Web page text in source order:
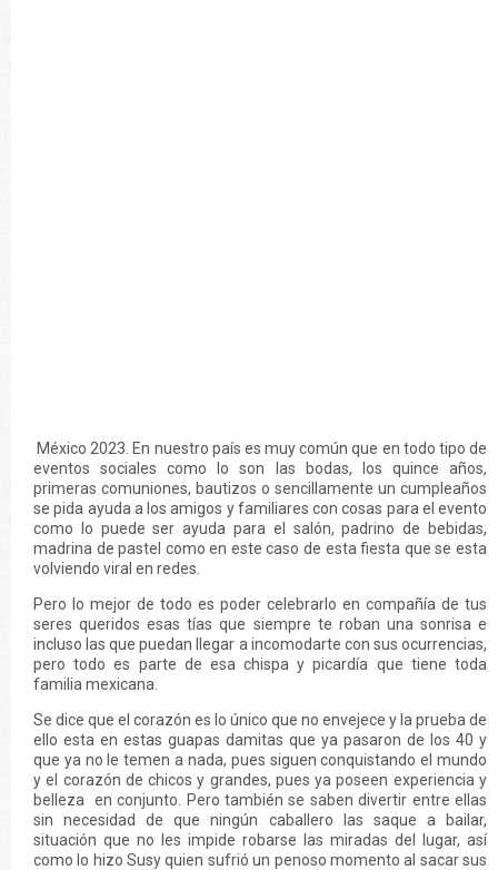
México 2023. En nuestro país es muy común que en todo tipo de
eventos sociales como lo son las bodas, los quince años,
primeras comuniones, bautizos o sencillamente un cumpleaños
se pida ayuda a los amigos y familiares con cosas para el evento
como lo puede ser ayuda para el salón, padrino de bebidas,
madrina de pastel como en este caso de esta fiesta que se esta
volviendo viral en redes.
Pero lo mejor de todo es poder celebrarlo en compañía de tus
seres queridos esas tías que siempre te roban una sonrisa e
incluso las que puedan llegar a incomodarte con sus ocurrencias,
pero todo es parte de esa chispa y picardía que tiene toda
familia mexicana.
Se dice que el corazón es lo único que no envejece y la prueba de
ello esta en estas guapas damitas que ya pasaron de los 40 y
que ya no le temen a nada, pues siguen conquistando el mundo
y el corazón de chicos y grandes, pues ya poseen experiencia y
belleza en conjunto. Pero también se saben divertir entre ellas
sin necesidad de que ningún caballero las saque a bailar,
situación que no les impide robarse las miradas del lugar, así
como lo hizo Susy quien sufrió un penoso momento al sacar sus